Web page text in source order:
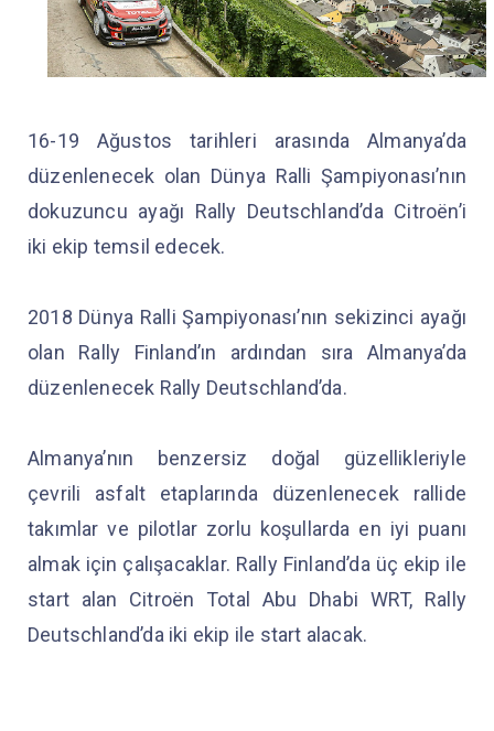
16-19 Ağustos tarihleri arasında Almanya’da
düzenlenecek olan Dünya Ralli Şampiyonası’nın
dokuzuncu ayağı Rally Deutschland’da Citroën’i
iki ekip temsil edecek.
2018 Dünya Ralli Şampiyonası’nın sekizinci ayağı
olan Rally Finland’ın ardından sıra Almanya’da
düzenlenecek Rally Deutschland’da.
Almanya’nın benzersiz doğal güzellikleriyle
çevrili asfalt etaplarında düzenlenecek rallide
takımlar ve pilotlar zorlu koşullarda en iyi puanı
almak için çalışacaklar. Rally Finland’da üç ekip ile
start alan Citroën Total Abu Dhabi WRT, Rally
Deutschland’da iki ekip ile start alacak.